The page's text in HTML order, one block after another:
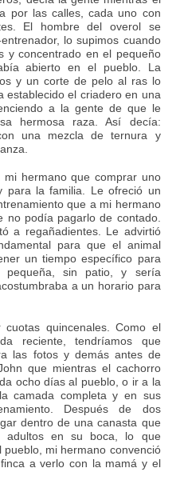
por las calles, cada uno con
El hombre del overol se
lo supimos cuando
y concentrado en el pequeño
abierto en el pueblo. La
y un corte de pelo al ras lo
establecido el criadero en una
a la gente de que le
hermosa raza. Así decía:
una mezcla de ternura y
hermano que comprar uno
para la familia. Le ofreció un
que a mi hermano
no podía pagarlo de contado.
a regañadientes. Le advirtió
para que el animal
un tiempo específico para
sin patio, y sería
a un horario para
quincenales. Como el
reciente, tendríamos que
las fotos y demás antes de
que mientras el cachorro
ocho días al pueblo, o ir a la
camada completa y en sus
Después de dos
dentro de una canasta que
adultos en su boca, lo que
mi hermano convenció
a verlo con la mamá y el